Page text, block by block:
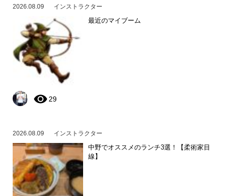
2026.08.09 インストラクター
最近のマイブーム
29
2026.08.09 インストラクター
中野でオススメのランチ3選！【柔術家目
線】